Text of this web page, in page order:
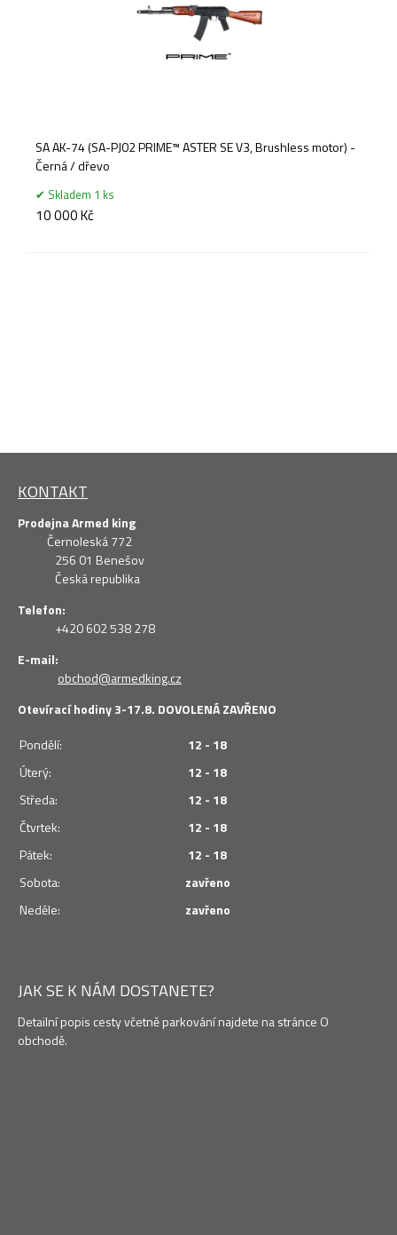
SA AK-74 (SA-PJ02 PRIME™ ASTER SE V3, Brushless motor) -
Černá / dřevo
Skladem 1 ks
10 000 Kč
KONTAKT
Prodejna Armed king
Černoleská 772
256 01 Benešov
Česká republika
Telefon:
+420 602 538 278
E-mail:
obchod@armedking.cz
Otevírací hodiny 3-17.8. DOVOLENÁ ZAVŘENO
Pondělí:
12 - 18
Úterý:
12 - 18
Středa:
12 - 18
Čtvrtek:
12 - 18
Pátek:
12 - 18
Sobota:
zavřeno
Neděle:
zavřeno
JAK SE K NÁM DOSTANETE?
Detailní popis cesty včetně parkování najdete na stránce O
obchodě.